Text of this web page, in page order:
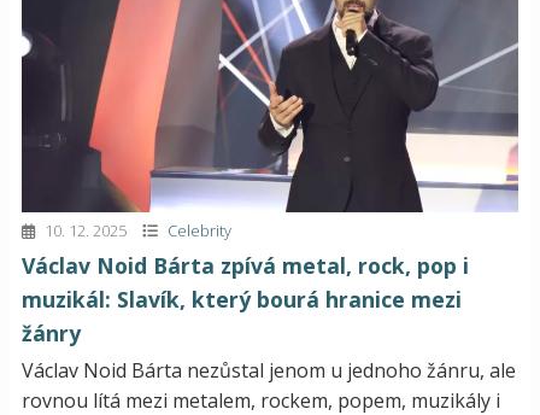
10. 12. 2025 Celebrity
Václav Noid Bárta zpívá metal, rock, pop i
muzikál: Slavík, který bourá hranice mezi
žánry
Václav Noid Bárta nezůstal jenom u jednoho žánru, ale
rovnou lítá mezi metalem, rockem, popem, muzikály i